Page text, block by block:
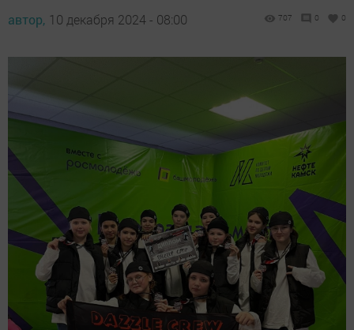
автор, 10 декабря 2024 - 08:00 707 0 0